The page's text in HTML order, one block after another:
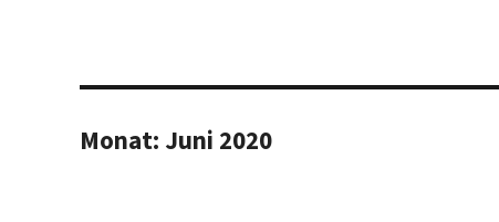
Monat: Juni 2020